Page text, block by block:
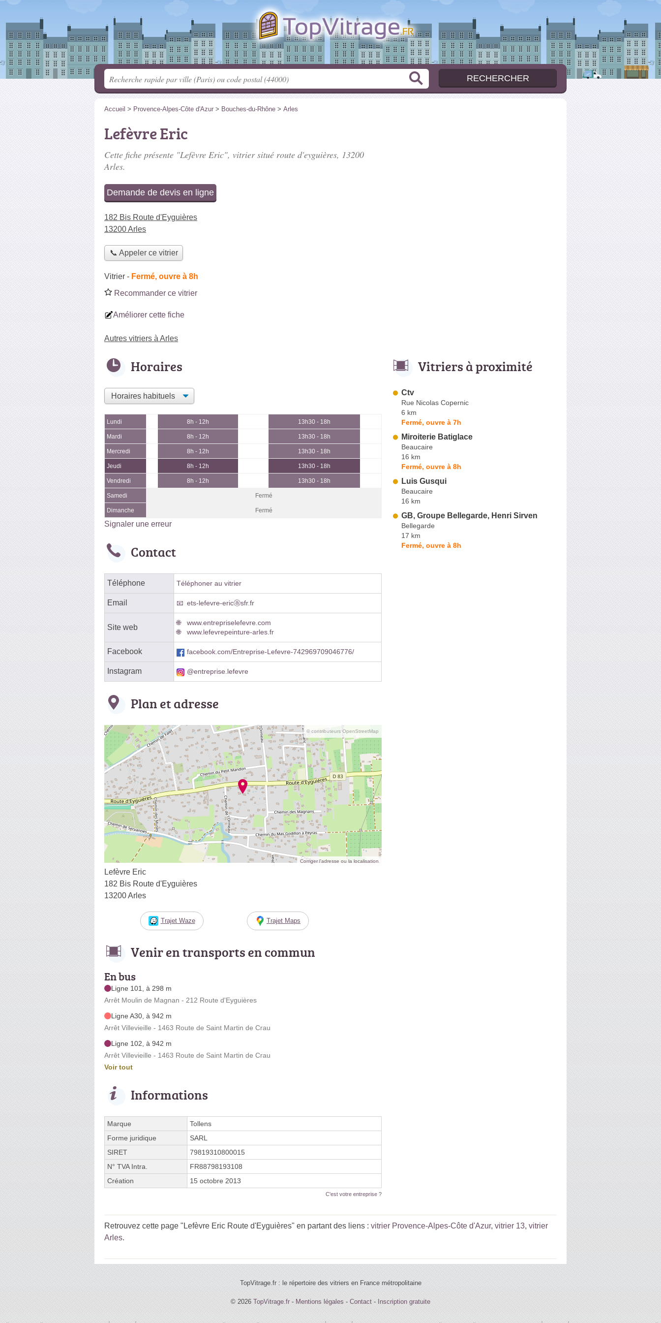
Accueil > Provence-Alpes-Côte d'Azur > Bouches-du-Rhône > Arles
Lefèvre Eric
Cette fiche présente "Lefèvre Eric", vitrier situé route d'eyguières, 13200
Arles.
Demande de devis en ligne
182 Bis Route d'Eyguières
13200 Arles
📞 Appeler ce vitrier
Vitrier - Fermé, ouvre à 8h
Recommander ce vitrier
Améliorer cette fiche
Autres vitriers à Arles
Horaires
Lundi 8h - 12h 13h30 - 18h
Mardi 8h - 12h 13h30 - 18h
Mercredi 8h - 12h 13h30 - 18h
Jeudi 8h - 12h 13h30 - 18h
Vendredi 8h - 12h 13h30 - 18h
Samedi Fermé
Dimanche Fermé
Signaler une erreur
Contact
Téléphone Téléphoner au vitrier
Email ets-lefevre-ericⓐsfr.fr
Site web
www.entrepriselefevre.com
www.lefevrepeinture-arles.fr
Facebook facebook.com/Entreprise-Lefevre-742969709046776/
Instagram @entreprise.lefevre
Plan et adresse
© contributeurs OpenStreetMap
Corriger l’adresse ou la localisation
Lefèvre Eric
182 Bis Route d'Eyguières
13200 Arles
Trajet Waze Trajet Maps
Venir en transports en commun
En bus
Ligne 101, à 298 m
Arrêt Moulin de Magnan - 212 Route d'Eyguières
Ligne A30, à 942 m
Arrêt Villevieille - 1463 Route de Saint Martin de Crau
Ligne 102, à 942 m
Arrêt Villevieille - 1463 Route de Saint Martin de Crau
Voir tout
Informations
Marque
Tollens
Forme juridique
SARL
SIRET
79819310800015
N° TVA Intra.
FR88798193108
Création
15 octobre 2013
C'est votre entreprise ?
Vitriers à proximité
Ctv
Rue Nicolas Copernic
6 km
Fermé, ouvre à 7h
Miroiterie Batiglace
Beaucaire
16 km
Fermé, ouvre à 8h
Luis Gusqui
Beaucaire
16 km
GB, Groupe Bellegarde, Henri Sirven
Bellegarde
17 km
Fermé, ouvre à 8h
Retrouvez cette page "Lefèvre Eric Route d'Eyguières" en partant des liens : vitrier Provence-Alpes-Côte d'Azur, vitrier 13, vitrier
Arles.
TopVitrage.fr : le répertoire des vitriers en France métropolitaine
© 2026 TopVitrage.fr - Mentions légales - Contact - Inscription gratuite